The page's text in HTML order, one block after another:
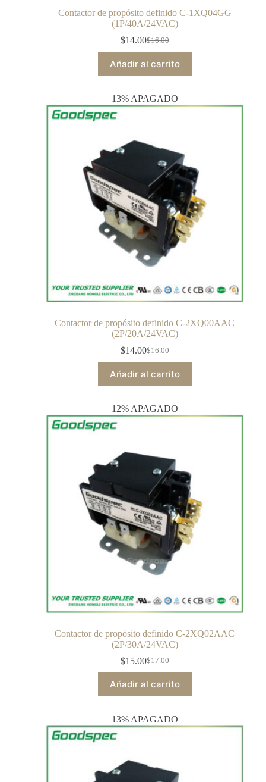
Contactor de propósito definido C-1XQ04GG
(1P/40A/24VAC)
$16.00
$14.00
Añadir al carrito
13% APAGADO
Contactor de propósito definido C-2XQ00AAC
(2P/20A/24VAC)
$16.00
$14.00
Añadir al carrito
12% APAGADO
Contactor de propósito definido C-2XQ02AAC
(2P/30A/24VAC)
$17.00
$15.00
Añadir al carrito
13% APAGADO